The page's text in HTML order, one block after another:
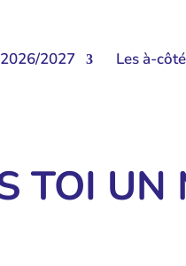
2027 Les à-
TOI UN